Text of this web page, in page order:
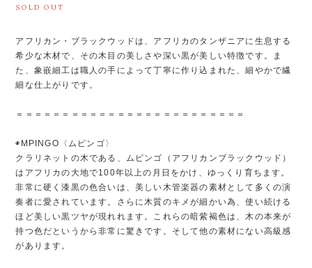
SOLD OUT
アフリカン・ブラックウッドは、アフリカのタンザニアに生息する
希少な木材で、その木目の美しさや深い黒が美しい特徴です。ま
た、象嵌細工は職人の手によって丁寧に作り込まれた、細やかで繊
細な仕上がりです。
＝＝＝＝＝＝＝＝＝＝＝＝＝＝＝＝＝＝＝＝＝＝＝＝＝
◉MPINGO〈ムピンゴ〉
クラリネットの木である、ムピンゴ（アフリカンブラックウッド）
はアフリカの大地で100年以上の月日をかけ、ゆっくり育ちます。
非常に硬く漆黒の色合いは、美しい木管楽器の素材として多くの演
奏者に愛されています。さらに木質のキメが細かい為、使い続ける
ほど美しい黒ツヤが現れれます。これらの暗紫褐色は、木の本来が
持つ色だというから非常に驚きです。そして他の素材にない高級感
があります。